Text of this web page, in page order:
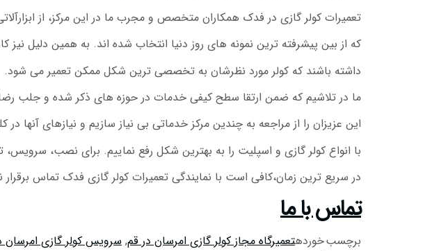
تعمیرات کولر گازی در فدک همکاران متخصص و مجرب ما در این مرکز، از
که از بین پیشرفته ترین نمونه های روز دنیا انتخاب شده اند. به همین دلیل نیز
داشته باشند که کولر مورد نظرشان به تخصصی ترین شکل ممکن تعمیر می شود.
ما در تلاشیم که ضمن ارتقا سطح کیفی خدمات در حوزه های ذکر شده و جلب
این عزیزان را از مراجعه به چندین مرکز خدماتی بی نیاز سازیم و نیازهای آنها در
با انواع کولر گازی و اسپلیت را به بهترین شکل رفع نماییم. برای نصب، سرویس،
در سریع ترین زمان،کافی است با نمایندگی تعمیرات کولر گازی فدک تماس برقرار
تماس با ما
برچسب خوردهتعمیرگاه مجاز کولر گازی امرسان در قم, سرویس کولر گازی امرسان